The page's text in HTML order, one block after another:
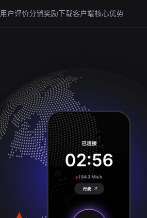
用户评价分销奖励下载客户端核心优势